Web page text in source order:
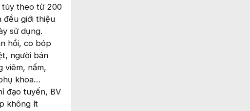
tùy theo từ 200
đều giới thiệu
sử dụng.
hồi, co bóp
người bán
viêm, nấm,
khoa…
đạo tuyến, BV
không ít